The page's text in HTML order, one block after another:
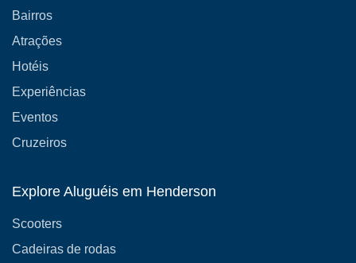
Bairros
Atrações
Hotéis
Experiências
Eventos
Cruzeiros
Explore Aluguéis em Henderson
Scooters
Cadeiras de rodas